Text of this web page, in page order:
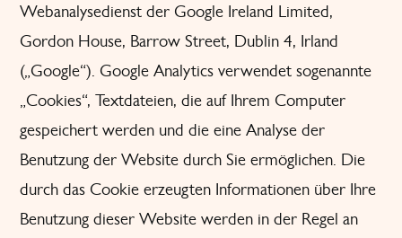
Webanalysedienst der Google Ireland Limited,
Gordon House, Barrow Street, Dublin 4, Irland
(„Google“). Google Analytics verwendet sogenannte
„Cookies“, Textdateien, die auf Ihrem Computer
gespeichert werden und die eine Analyse der
Benutzung der Website durch Sie ermöglichen. Die
durch das Cookie erzeugten Informationen über Ihre
Benutzung dieser Website werden in der Regel an